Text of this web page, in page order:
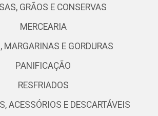
GRÃOS E CONSERVAS
MERCEARIA
MARGARINAS E GORDURAS
PANIFICAÇÃO
RESFRIADOS
ACESSÓRIOS E DESCARTÁVEIS